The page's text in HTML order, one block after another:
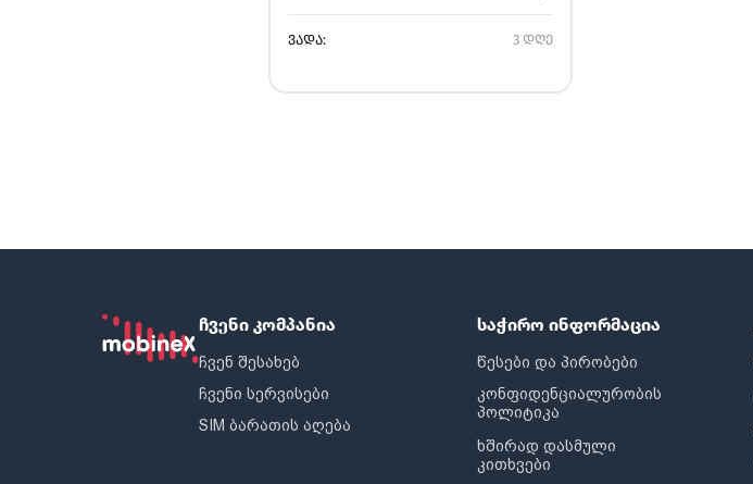
ᲕᲐᲓᲐ: 3 დღე
ჩვენი კომპანია
ჩვენ შესახებ
ჩვენი სერვისები
SIM ბარათის აღება
საჭირო ინფორმაცია
წესები და პირობები
კონფიდენციალურობის
პოლიტიკა
ხშირად დასმული
კითხვები